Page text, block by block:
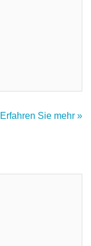
Erfahren Sie mehr »